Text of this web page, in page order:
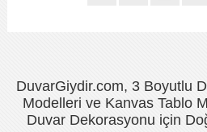
DuvarGiydir.com, 3 Boyutlu
Modelleri ve Kanvas Tablo
Duvar Dekorasyonu için